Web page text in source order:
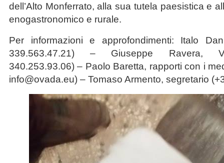
dell’Alto Monferrato, alla sua tutela paesistica e
enogastronomico e rurale.
Per informazioni e approfondimenti: Italo
339.563.47.21) – Giuseppe Ravera,
340.253.93.06) – Paolo Baretta, rapporti con i
info@ovada.eu) – Tomaso Armento, segretario